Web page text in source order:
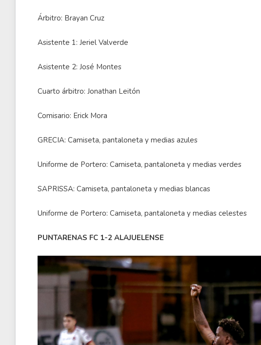
Árbitro: Brayan Cruz
Asistente 1: Jeriel Valverde
Asistente 2: José Montes
Cuarto árbitro: Jonathan Leitón
Comisario: Erick Mora
GRECIA: Camiseta, pantaloneta y medias azules
Uniforme de Portero: Camiseta, pantaloneta y medias verdes
SAPRISSA: Camiseta, pantaloneta y medias blancas
Uniforme de Portero: Camiseta, pantaloneta y medias celestes
PUNTARENAS FC 1-2 ALAJUELENSE